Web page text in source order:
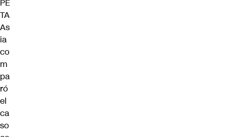
PE
TA
As
ia
co
m
pa
ró
el
ca
so